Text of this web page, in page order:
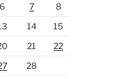
6 7
8
14
15
21
22
28